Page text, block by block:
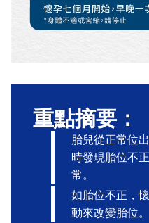
重點摘要：
胎兒從正常位
時發現胎位不
常。
如胎位不正，
動來改變胎位。